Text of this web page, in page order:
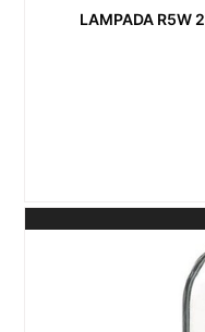
LAMPADA R5W